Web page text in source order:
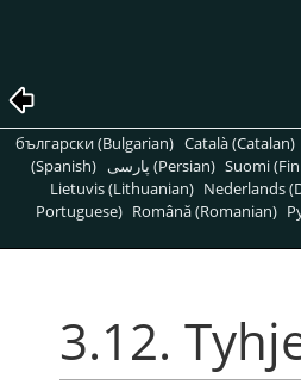
български (Bulgarian) Català (Catalan)
(Spanish)
پارسی (Persian) Suomi
Lietuvis (Lithuanian) Nederlands
Portuguese) Română (Romanian)
3.12.